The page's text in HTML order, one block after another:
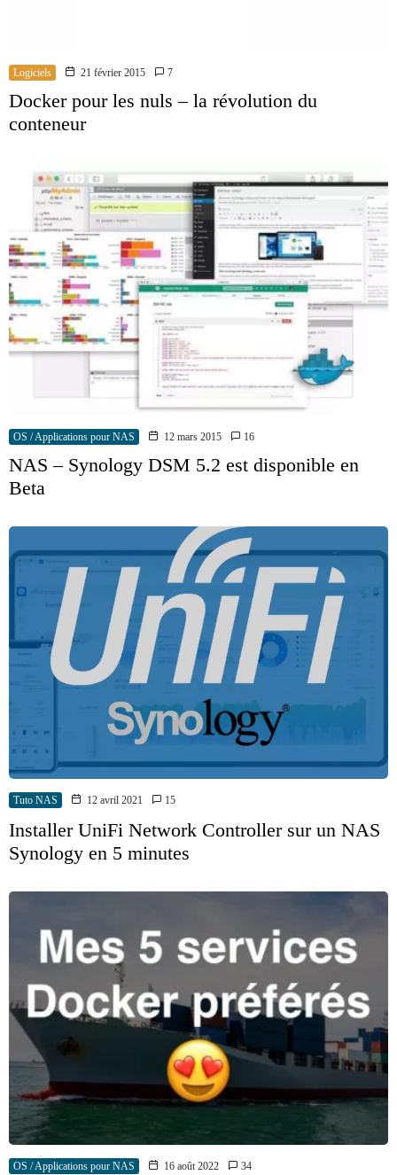
Logiciels 21 février 2015 7
Docker pour les nuls – la révolution du
conteneur
OS / Applications pour NAS 12 mars 2015 16
NAS – Synology DSM 5.2 est disponible en
Beta
Tuto NAS 12 avril 2021 15
Installer UniFi Network Controller sur un NAS
Synology en 5 minutes
OS / Applications pour NAS 16 août 2022 34